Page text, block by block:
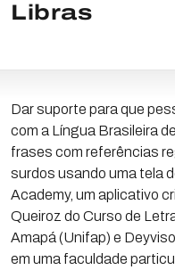
Libras
Dar suporte para que
com a Língua Brasileira
frases com referências
surdos usando uma tela
Academy, um aplicativo
Queiroz do Curso de
Amapá (Unifap) e
em uma faculdade